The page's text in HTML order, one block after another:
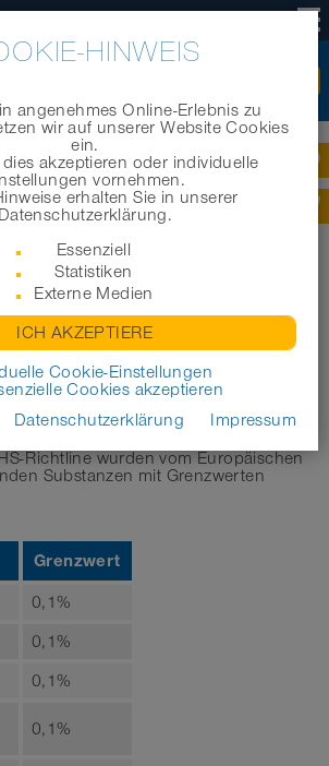
Informationen
Produkten
863/ EU RoHS 3 zur Beschränkung
gefährlicher Stoffe in Elektro-
löste am 22.07.2019 die
Als Hersteller technischer Schläuche
fallen unsere
Richtlinie, wenn Sie vom Kunden
und Elektronikgeräten eingesetzt
Richtline wurden vom Europäischen
Substanzen mit Grenzwerten
Grenzwert
0,1%
0,1%
0,1%
0,1%
HINWEIS
angenehmes Online-Erlebnis zu
wir auf unserer Website Cookies
ein.
akzeptieren oder individuelle
vornehmen.
erhalten Sie in unserer
Datenschutzerklärung.
Essenziell
Statistiken
Externe Medien
ICH AKZEPTIERE
Cookie-Einstellungen
Cookies akzeptieren
Datenschutzerklärung
Impressum